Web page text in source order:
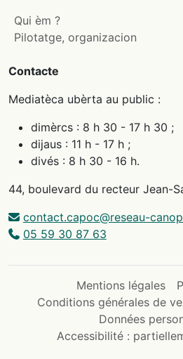
Qui èm ?
Pilotatge, organizacion
Contacte
Mediatèca ubèrta au public :
dimèrcs : 8 h 30 - 17 h 30 ;
dijaus : 11 h - 17 h ;
divés : 8 h 30 - 16 h.
44, boulevard du recteur Jean-
contact.capoc@reseau-
05 59 30 87 63
Mentions légales
Conditions générales de
Données
Accessibilité :